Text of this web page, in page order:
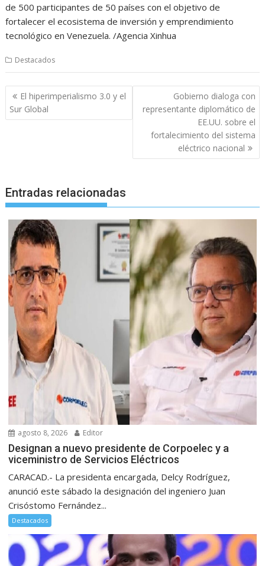
de 500 participantes de 50 países con el objetivo de
fortalecer el ecosistema de inversión y emprendimiento
tecnológico en Venezuela. /Agencia Xinhua
Destacados
Navegación
de
entradas
El hiperimperialismo 3.0 y el
Sur Global
Gobierno dialoga con
representante diplomático de
EE.UU. sobre el
fortalecimiento del sistema
eléctrico nacional
Entradas relacionadas
agosto 8, 2026 Editor
Designan a nuevo presidente de Corpoelec y a
viceministro de Servicios Eléctricos
CARACAD.- La presidenta encargada, Delcy Rodríguez,
anunció este sábado la designación del ingeniero Juan
Crisóstomo Fernández...
Destacados